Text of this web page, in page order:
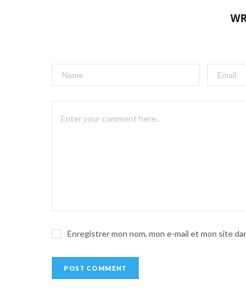
Enregistrer mon nom, mon e-mail et mon site
l
t
v
: